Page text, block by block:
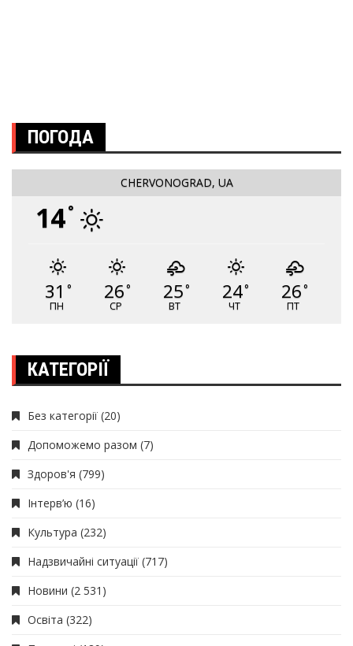
ПОГОДА
CHERVONOGRAD, UA
14°
31 °
ПН
26°
СР
25°
ВТ
24°
ЧТ
26°
ПТ
КАТЕГОРІЇ
Без категорії (20)
Допоможемо разом (7)
Здоров'я (799)
Інтерв’ю (16)
Культура (232)
Надзвичайні ситуації (717)
Новини (2 531)
Освіта (322)